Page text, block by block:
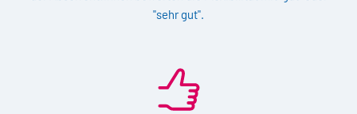
"sehr gut".